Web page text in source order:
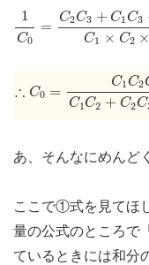
1
C0
=
C2C3 + C1C3
C1 × C2 ×
C 2C 3+ C 1C 3+
∴ C0 =
C1C2
C1C2 + C2C
C1 C 2
あ、そんなにめんど
ここで①式を見てほ
量の公式のところで
ているときには和分